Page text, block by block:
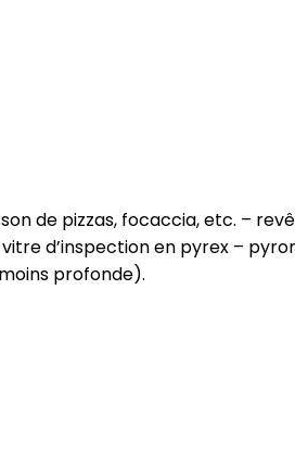
de pizzas, focaccia, etc. –
d’inspection en pyrex –
profonde).